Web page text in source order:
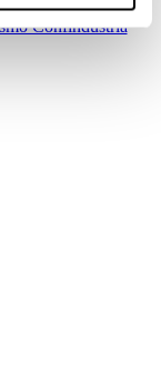
Confindustria